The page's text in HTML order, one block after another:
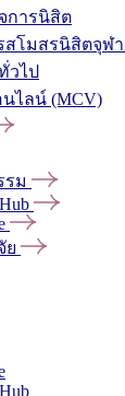
การนิสิต
สโมสรนิสิตจุฬา
วไป
ไลน์ (MCV)
รม
ย